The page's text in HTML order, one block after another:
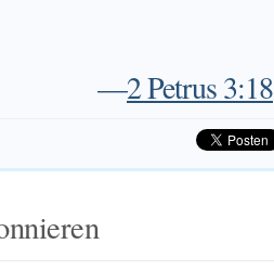
—2 Petrus 3:18